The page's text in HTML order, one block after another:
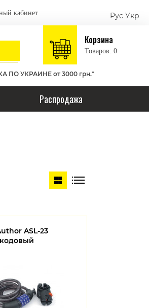
кабинет Рус Укр
Корзина
Товаров: 0
ПО УКРАИНЕ от 3000 грн.*
Распродажа
ASL-23
кодовый